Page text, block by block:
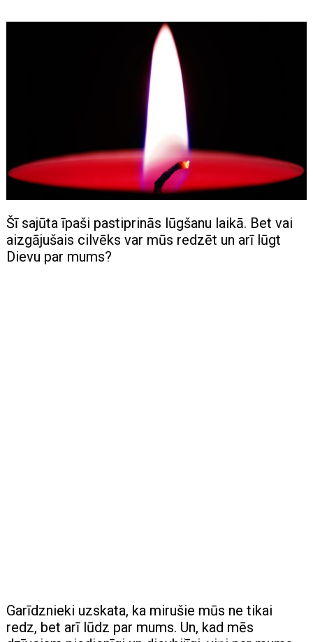
Šī sajūta īpaši pastiprinās lūgšanu laikā. Bet vai
aizgājušais cilvēks var mūs redzēt un arī lūgt
Dievu par mums?
Garīdznieki uzskata, ka mirušie mūs ne tikai
redz, bet arī lūdz par mums. Un, kad mēs